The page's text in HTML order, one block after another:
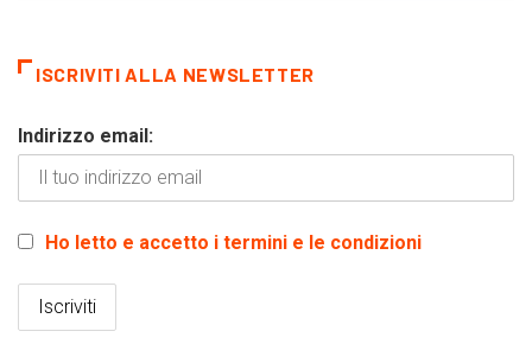
ISCRIVITI ALLA NEWSLETTER
Indirizzo email:
Ho letto e accetto i termini e le condizioni